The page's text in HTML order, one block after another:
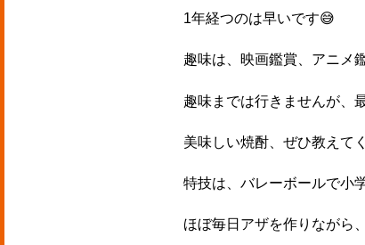
1年経つのは早いです😅‪‪
趣味は、映画鑑賞、アニメ
趣味までは行きませんが、
美味しい焼酎、ぜひ教えて
特技は、バレーボールで小
ほぼ毎日アザを作りながら